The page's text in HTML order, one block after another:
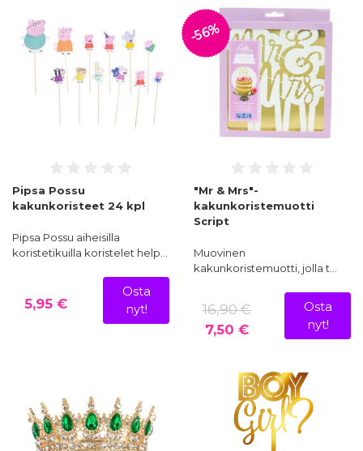
Pipsa Possu
kakunkoristeet 24 kpl
Pipsa Possu aiheisilla
koristetikuilla koristelet help…
5,95 €
Osta
nyt!
-56%
"Mr & Mrs"-
kakunkoristemuotti
Script
Muovinen
kakunkoristemuotti, jolla t…
16,90 €
7,50 €
Osta
nyt!